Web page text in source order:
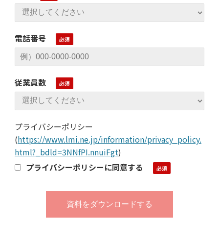
電話番号
従業員数
プライバシーポリシー
(https://www.lmi.ne.jp/information/privacy_policy.
html?_bdld=3NNfPI.nnuiFgt)
プライバシーポリシーに同意する